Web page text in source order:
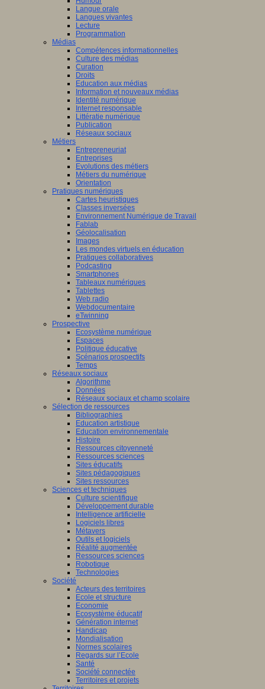
Langue orale
Langues vivantes
Lecture
Programmation
Médias
Compétences informationnelles
Culture des médias
Curation
Droits
Education aux médias
Information et nouveaux médias
Identité numérique
Internet responsable
Littératie numérique
Publication
Réseaux sociaux
Métiers
Entrepreneuriat
Entreprises
Evolutions des métiers
Métiers du numérique
Orientation
Pratiques numériques
Cartes heuristiques
Classes inversées
Environnement Numérique de Travail
Fablab
Géolocalisation
Images
Les mondes virtuels en éducation
Pratiques collaboratives
Podcasting
Smartphones
Tableaux numériques
Tablettes
Web radio
Webdocumentaire
eTwinning
Prospective
Ecosystème numérique
Espaces
Politique éducative
Scénarios prospectifs
Temps
Réseaux sociaux
Algorithme
Données
Réseaux sociaux et champ scolaire
Sélection de ressources
Bibliographies
Education artistique
Education environnementale
Histoire
Ressources citoyenneté
Ressources sciences
Sites éducatifs
Sites pédagogiques
Sites ressources
Sciences et techniques
Culture scientifique
Développement durable
Intelligence artificielle
Logiciels libres
Métavers
Outils et logiciels
Réalité augmentée
Ressources sciences
Robotique
Technologies
Société
Acteurs des territoires
Ecole et structure
Economie
Ecosystème éducatif
Génération internet
Handicap
Mondialisation
Normes scolaires
Regards sur l’Ecole
Santé
Société connectée
Territoires et projets